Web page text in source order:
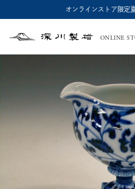
オンラインストア限定
深
製
ONLINE